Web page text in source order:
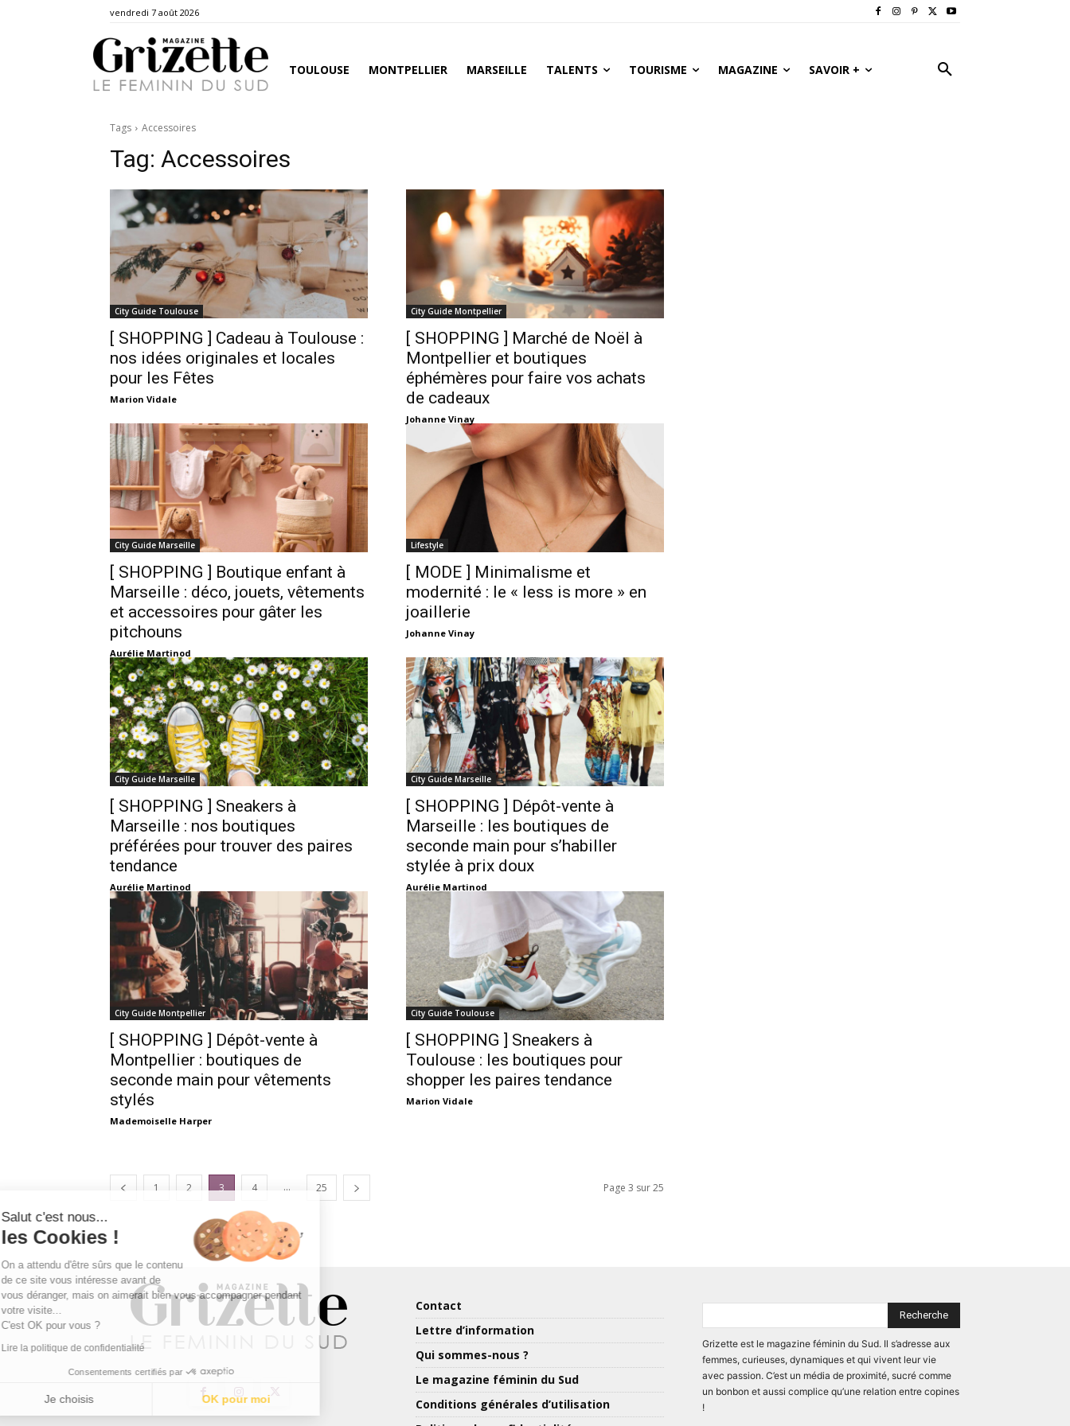
vendredi 7 août 2026
TOULOUSE MONTPELLIER MARSEILLE TALENTS TOURISME MAGAZINE SAVOIR +
Tags Accessoires
Tag: Accessoires
City Guide Toulouse
[ SHOPPING ] Cadeau à Toulouse :
nos idées originales et locales
pour les Fêtes
Marion Vidale
City Guide Montpellier
[ SHOPPING ] Marché de Noël à
Montpellier et boutiques
éphémères pour faire vos achats
de cadeaux
Johanne Vinay
City Guide Marseille
[ SHOPPING ] Boutique enfant à
Marseille : déco, jouets, vêtements
et accessoires pour gâter les
pitchouns
Aurélie Martinod
Lifestyle
[ MODE ] Minimalisme et
modernité : le « less is more » en
joaillerie
Johanne Vinay
City Guide Marseille
[ SHOPPING ] Sneakers à
Marseille : nos boutiques
préférées pour trouver des paires
tendance
Aurélie Martinod
City Guide Marseille
[ SHOPPING ] Dépôt-vente à
Marseille : les boutiques de
seconde main pour s’habiller
stylée à prix doux
Aurélie Martinod
City Guide Montpellier
[ SHOPPING ] Dépôt-vente à
Montpellier : boutiques de
seconde main pour vêtements
stylés
Mademoiselle Harper
City Guide Toulouse
[ SHOPPING ] Sneakers à
Toulouse : les boutiques pour
shopper les paires tendance
Marion Vidale
1 2 3 4 ... 25 Page 3 sur 25
Contact
Lettre d’information
Qui sommes-nous ?
Le magazine féminin du Sud
Conditions générales d’utilisation
Recherche
Grizette est le magazine féminin du Sud. Il s’adresse aux
femmes, curieuses, dynamiques et qui vivent leur vie
avec passion. C’est un média de proximité, sucré comme
un bonbon et aussi complice qu’une relation entre copines
!
Salut c'est nous...
les Cookies !
On a attendu d'être sûrs que le contenu
de ce site vous intéresse avant de
vous déranger, mais on aimerait bien vous accompagner pendant
votre visite...
C'est OK pour vous ?
Lire la politique de confidentialité
Consentements certifiés par
Je choisis
OK pour moi